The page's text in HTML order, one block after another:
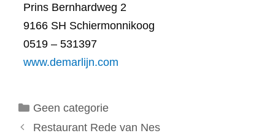
Prins Bernhardweg 2
9166 SH Schiermonnikoog
0519 – 531397
www.demarlijn.com
Categorieën
Geen categorie
Restaurant Rede van Nes